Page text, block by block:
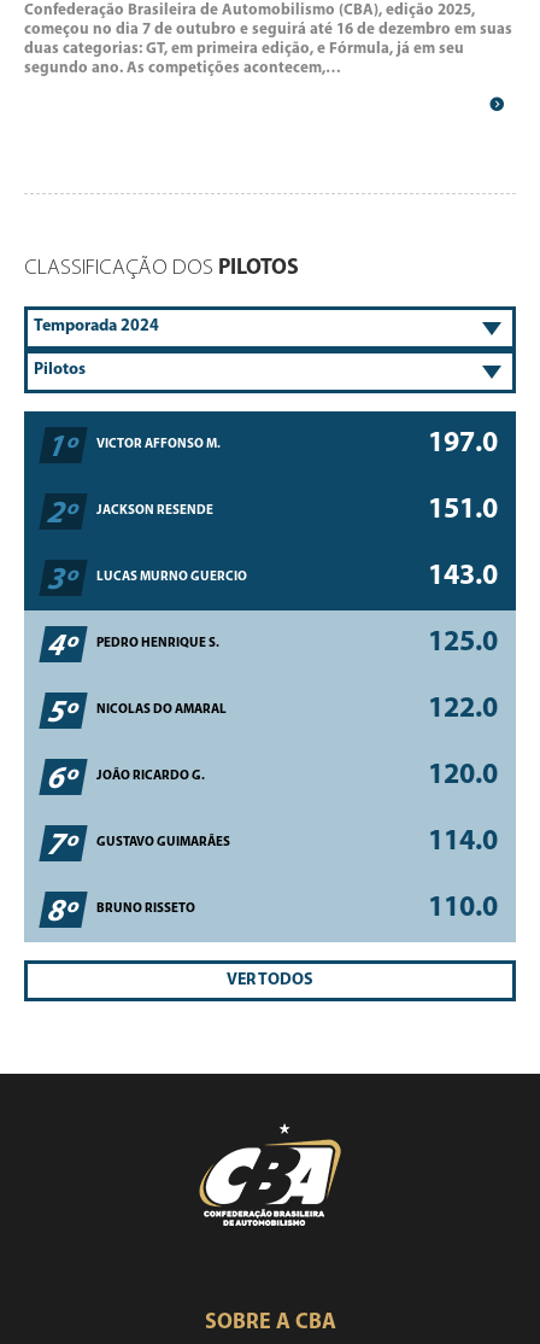
Confederação Brasileira de Automobilismo (CBA), edição 2025,
começou no dia 7 de outubro e seguirá até 16 de dezembro em suas
duas categorias: GT, em primeira edição, e Fórmula, já em seu
segundo ano. As competições acontecem,…
CLASSIFICAÇÃO DOS PILOTOS
1º VICTOR AFFONSO M. 197.0
2º JACKSON RESENDE 151.0
3º LUCAS MURNO GUERCIO 143.0
4º PEDRO HENRIQUE S. 125.0
5º NICOLAS DO AMARAL 122.0
6º JOÃO RICARDO G. 120.0
7º GUSTAVO GUIMARÃES 114.0
8º BRUNO RISSETO 110.0
VER TODOS
SOBRE A CBA